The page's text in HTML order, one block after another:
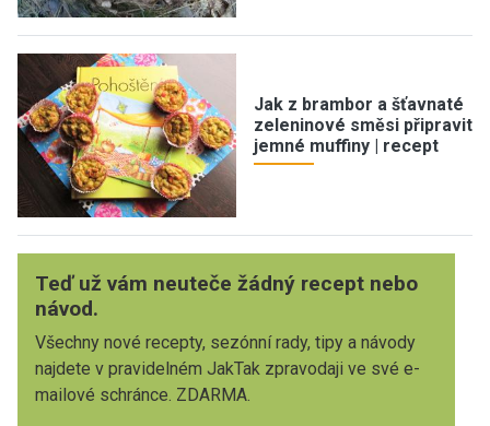
Jak z brambor a šťavnaté
zeleninové směsi připravit
jemné muffiny | recept
Teď už vám neuteče žádný recept nebo
návod.
Všechny nové recepty, sezónní rady, tipy a návody
najdete v pravidelném JakTak zpravodaji ve své e-
mailové schránce. ZDARMA.